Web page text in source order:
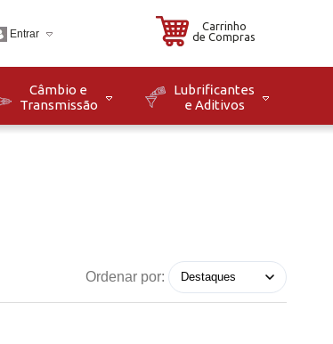
Entrar
Carrinho
de Compras
Câmbio e
Transmissão
Lubrificantes
e Aditivos
Ordenar por: